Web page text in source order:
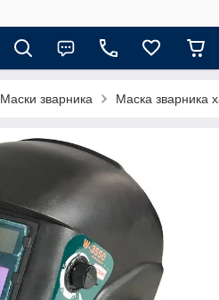
Маски зварника Маска зварника